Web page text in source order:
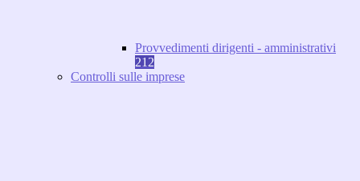
Provvedimenti dirigenti - amministrativi
212
Controlli sulle imprese